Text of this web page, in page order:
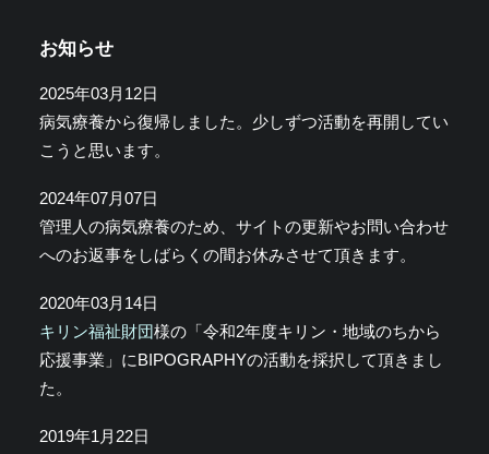
お知らせ
2025年03月12日
病気療養から復帰しました。少しずつ活動を再開してい
こうと思います。
2024年07月07日
管理人の病気療養のため、サイトの更新やお問い合わせ
へのお返事をしばらくの間お休みさせて頂きます。
2020年03月14日
キリン福祉財団様の「令和2年度キリン・地域のちから
応援事業」にBIPOGRAPHYの活動を採択して頂きまし
た。
2019年1月22日